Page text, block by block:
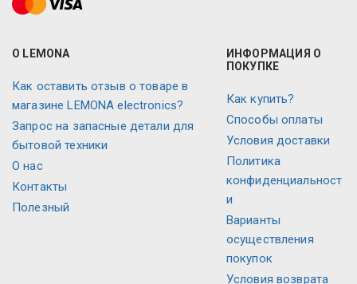
О LEMONA
Как оставить отзыв о товаре в
магазине LEMONA electronics?
Запрос на запасные детали для
бытовой техники
О нас
Контакты
Полезный
ИНФОРМАЦИЯ О
ПОКУПКЕ
Как купить?
Способы оплаты
Условия доставки
Политика
конфиденциальност
и
Варианты
осуществления
покупок
Условия возврата